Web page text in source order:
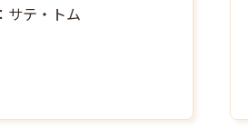
ますよ～。 完成後お好
上に、サテトム小さじ
ム”すれば、辛さとレモ
サテ・トム